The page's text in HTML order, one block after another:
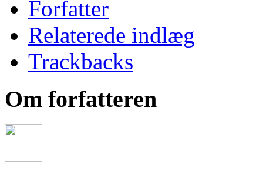
Forfatter
Relaterede indlæg
Trackbacks
Om forfatteren